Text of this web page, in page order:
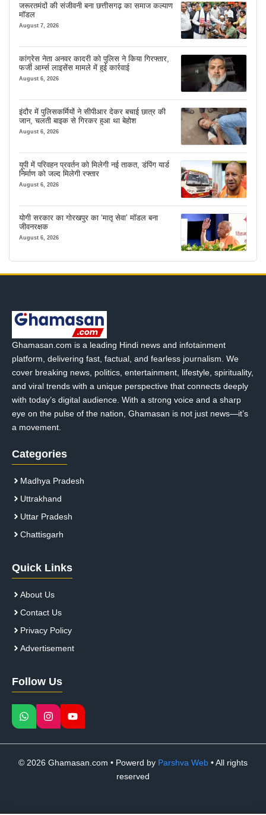
जरूरतमंदों की संजीवनी बना छत्तीसगढ़ का समाज कल्याण
मॉडल
August 7, 2026
कांग्रेस नेता अनवर कादरी को पुलिस ने किया गिरफ्तार,
फर्जी आर्म्स लाइसेंस मामले में हुई कार्रवाई
August 6, 2026
इंदौर में पुलिसकर्मियों ने सीपीआर देकर बचाई छात्र की
जान, चलती बाइक से गिरकर हुआ था बेहोश
August 6, 2026
यूपी में परिवहन प्रवर्तन को मिलेगी नई ताकत, डंपिंग यार्ड
निर्माण को जल्द मिलेगी रफ्तार
August 6, 2026
योगी सरकार का गोरखपुर का ‘मातृ सेवा’ मॉडल बना
जीवनरक्षक
August 6, 2026
Ghamasan.com is a leading Hindi news and infotainment
platform, delivering fast, factual, and fearless journalism. We
cover breaking news, politics, entertainment, lifestyle, spirituality,
and viral trends with a unique perspective that connects deeply
with today’s digital audience. With a strong voice and a sharp
eye on the pulse of the nation, Ghamasan is not just news—it’s
a movement.
Categories
Madhya Pradesh
Uttrakhand
Uttar Pradesh
Chattisgarh
Quick Links
About Us
Contact Us
Privacy Policy
Advertisement
Follow Us
© 2026 Ghamasan.com • Powerd by Parshva Web • All rights
reserved